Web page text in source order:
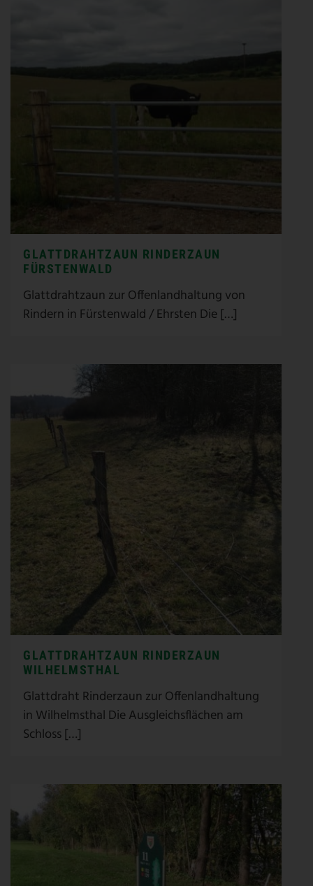
GLATTDRAHTZAUN RINDERZAUN
FÜRSTENWALD
Glattdrahtzaun zur Offenlandhaltung von
Rindern in Fürstenwald / Ehrsten Die […]
GLATTDRAHTZAUN RINDERZAUN
WILHELMSTHAL
Glattdraht Rinderzaun zur Offenlandhaltung
in Wilhelmsthal Die Ausgleichsflächen am
Schloss […]